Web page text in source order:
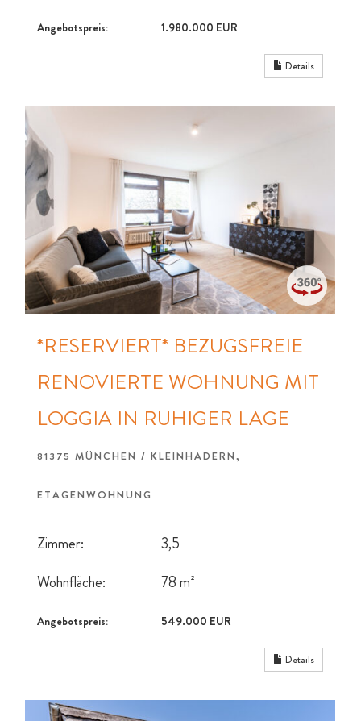
Angebotspreis: 1.980.000 EUR
Details
*RESERVIERT* BEZUGSFREIE
RENOVIERTE WOHNUNG MIT
LOGGIA IN RUHIGER LAGE
81375 MÜNCHEN / KLEINHADERN,
ETAGENWOHNUNG
Zimmer:
3,5
Wohnfläche:
78 m²
Angebotspreis: 549.000 EUR
Details